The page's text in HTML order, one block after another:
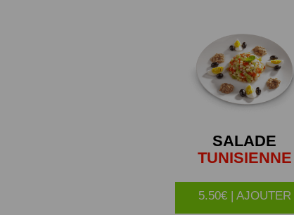
SALADE
TUNISIENNE
5.50€ | AJOUTER